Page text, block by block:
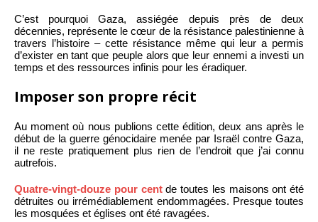
C’est pourquoi Gaza, assiégée depuis près de deux
décennies, représente le cœur de la résistance palestinienne à
travers l’histoire – cette résistance même qui leur a permis
d’exister en tant que peuple alors que leur ennemi a investi un
temps et des ressources infinis pour les éradiquer.
Imposer son propre récit
Au moment où nous publions cette édition, deux ans après le
début de la guerre génocidaire menée par Israël contre Gaza,
il ne reste pratiquement plus rien de l’endroit que j’ai connu
autrefois.
Quatre-vingt-douze pour centde toutes les maisons ont été
détruites ou irrémédiablement endommagées. Presque toutes
les mosquées et églises ont été ravagées.